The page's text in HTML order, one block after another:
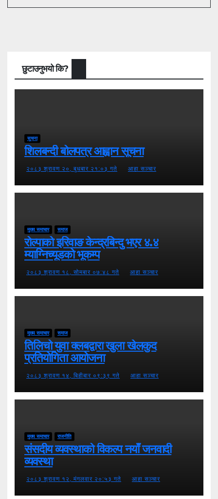
छुटाउनुभयो कि?
सूचना
शिलबन्दी बोलपत्र आह्वान सूचना
२०८३ श्रावण २०, बुधबार २१:०३ गते आहा सञ्चार
मुख्य समाचार समाज
रोल्पाको इरिवाङ केन्द्रबिन्दु भएर ४.४
म्याग्निच्यूडको भूकम्प
२०८३ श्रावण १८, सोमबार ०७:४८ गते आहा सञ्चार
मुख्य समाचार समाज
तिलिचो युवा क्लबद्वारा खुला खेलकुद
प्रतियोगिता आयोजना
२०८३ श्रावण १४, बिहीबार ०९:३९ गते आहा सञ्चार
मुख्य समाचार राजनीति
संसदीय व्यवस्थाको विकल्प नयाँ जनवादी
व्यवस्था
२०८३ श्रावण १२, मंगलवार २०:५३ गते आहा सञ्चार